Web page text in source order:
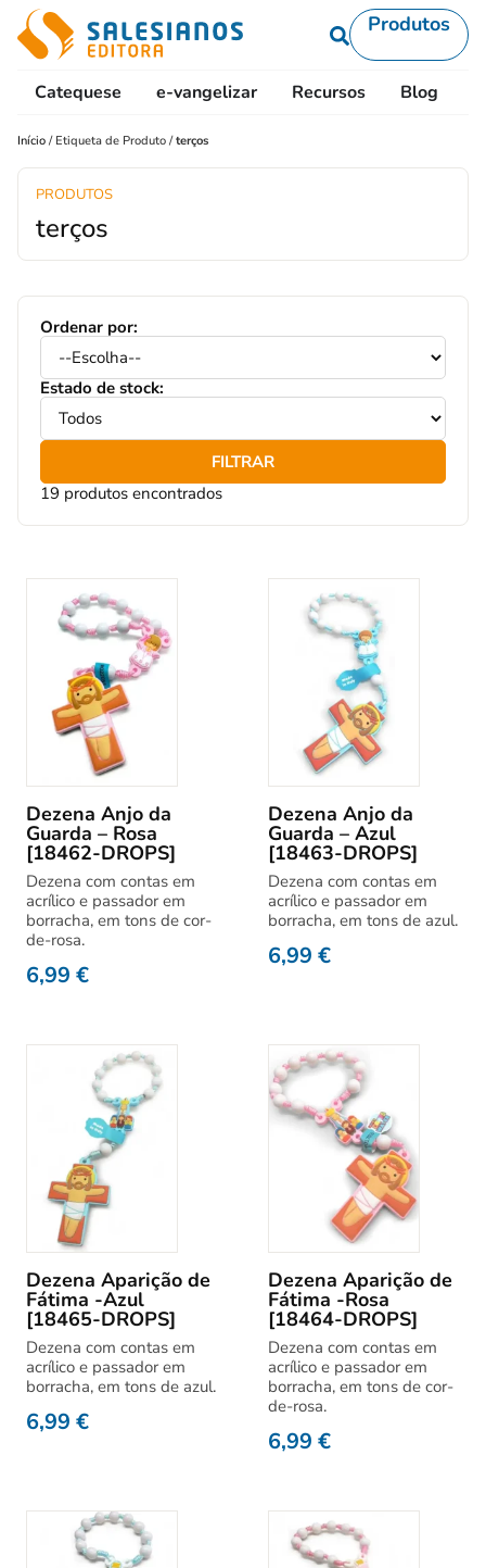
Produtos
Catequese e-vangelizar Recursos Blog
Início / Etiqueta de Produto /terços
PRODUTOS
terços
Ordenar por:
Estado de stock:
FILTRAR
19 produtos encontrados
Dezena Anjo da
Guarda – Rosa
[18462-DROPS]
Dezena com contas em
acrílico e passador em
borracha, em tons de cor-
de-rosa.
6,99 €
Dezena Anjo da
Guarda – Azul
[18463-DROPS]
Dezena com contas em
acrílico e passador em
borracha, em tons de azul.
6,99 €
Dezena Aparição de
Fátima -Azul
[18465-DROPS]
Dezena com contas em
acrílico e passador em
borracha, em tons de azul.
6,99 €
Dezena Aparição de
Fátima -Rosa
[18464-DROPS]
Dezena com contas em
acrílico e passador em
borracha, em tons de cor-
de-rosa.
6,99 €